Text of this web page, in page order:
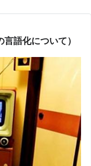
語化について）